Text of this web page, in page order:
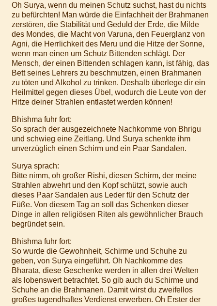
Oh Surya, wenn du meinen Schutz suchst, hast du nichts
zu befürchten! Man würde die Einfachheit der Brahmanen
zerstören, die Stabilität und Geduld der Erde, die Milde
des Mondes, die Macht von Varuna, den Feuerglanz von
Agni, die Herrlichkeit des Meru und die Hitze der Sonne,
wenn man einen um Schutz Bittenden schlägt. Der
Mensch, der einen Bittenden schlagen kann, ist fähig, das
Bett seines Lehrers zu beschmutzen, einen Brahmanen
zu töten und Alkohol zu trinken. Deshalb überlege dir ein
Heilmittel gegen dieses Übel, wodurch die Leute von der
Hitze deiner Strahlen entlastet werden können!
Bhishma fuhr fort:
So sprach der ausgezeichnete Nachkomme von Bhrigu
und schwieg eine Zeitlang. Und Surya schenkte ihm
unverzüglich einen Schirm und ein Paar Sandalen.
Surya sprach:
Bitte nimm, oh großer Rishi, diesen Schirm, der meine
Strahlen abwehrt und den Kopf schützt, sowie auch
dieses Paar Sandalen aus Leder für den Schutz der
Füße. Von diesem Tag an soll das Schenken dieser
Dinge in allen religiösen Riten als gewöhnlicher Brauch
begründet sein.
Bhishma fuhr fort:
So wurde die Gewohnheit, Schirme und Schuhe zu
geben, von Surya eingeführt. Oh Nachkomme des
Bharata, diese Geschenke werden in allen drei Welten
als lobenswert betrachtet. So gib auch du Schirme und
Schuhe an die Brahmanen. Damit wirst du zweifellos
großes tugendhaftes Verdienst erwerben. Oh Erster der